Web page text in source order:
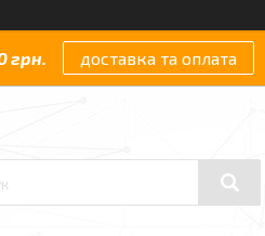
грн. доставка та оплата